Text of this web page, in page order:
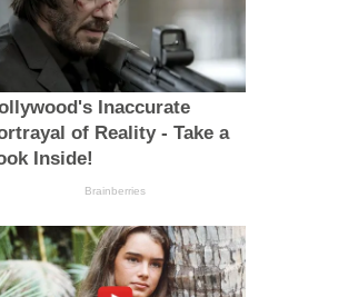
Inaccurate
of Reality - Take a
Inside!
Brainberries